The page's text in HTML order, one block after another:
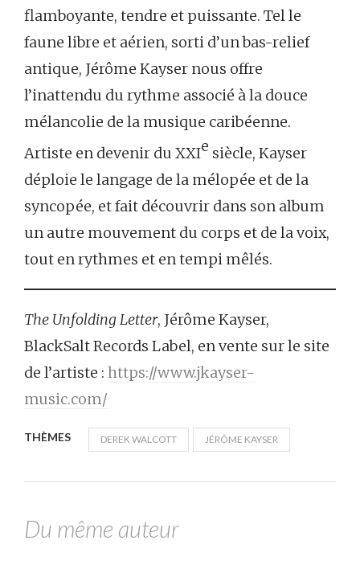
flamboyante, tendre et puissante. Tel le
faune libre et aérien, sorti d’un bas-relief
antique, Jérôme Kayser nous offre
l’inattendu du rythme associé à la douce
mélancolie de la musique caribéenne.
Artiste en devenir du XXIe siècle, Kayser
déploie le langage de la mélopée et de la
syncopée, et fait découvrir dans son album
un autre mouvement du corps et de la voix,
tout en rythmes et en tempi mêlés.
The Unfolding Letter, Jérôme Kayser,
BlackSalt Records Label, en vente sur le site
de l’artiste : https://www.jkayser-
music.com/
THÈMES DEREK WALCOTT JÉRÔME KAYSER
Du même auteur